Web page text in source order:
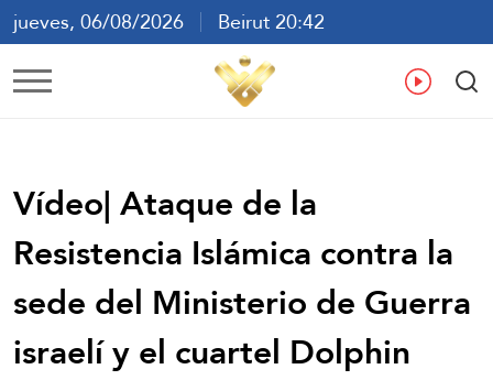
jueves, 06/08/2026
Beirut 20:42
ع En
Vídeo| Ataque de la
Resistencia Islámica contra la
sede del Ministerio de Guerra
israelí y el cuartel Dolphin